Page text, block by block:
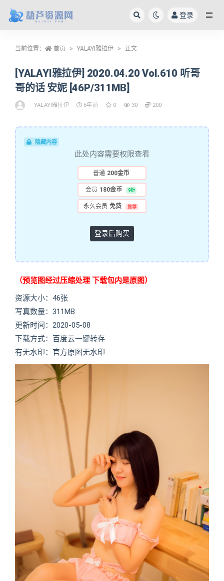
登录
当前位置： 首页 YALAYI雅拉伊 正文
[YALAYI雅拉伊] 2020.04.20 Vol.610 听哥
哥的话 安妮 [46P/311MB]
YALAYI雅拉伊 6年前 0 30 200
隐藏内容
此处内容需要权限查看
普通 200金币
会员 180金币 9折
永久会员 免费 推荐
登录后购买
（预览图经过压缩处理 下载包内是原图）
资源大小：46张
写真数量：311MB
更新时间：2020-05-08
下载方式：百度云一键转存
有无水印：官方原图无水印